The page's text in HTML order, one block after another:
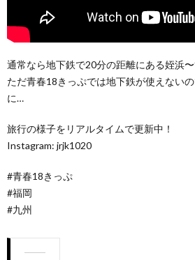
通常なら地下鉄で20分の距離にある姪浜
ただ青春18きっぷでは地下鉄が使えない
に…
旅行の様子をリアルタイムで更新中！
Instagram: jrjk1020
#青春18きっぷ
#福岡
#九州